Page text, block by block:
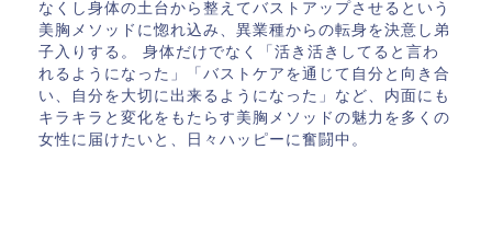
なくし身体の土台から整えてバストアップさせるという
美胸メソッドに惚れ込み、異業種からの転身を決意し弟
子入りする。 身体だけでなく「活き活きしてると言わ
れるようになった」「バストケアを通じて自分と向き合
い、自分を大切に出来るようになった」など、内面にも
キラキラと変化をもたらす美胸メソッドの魅力を多くの
女性に届けたいと、日々ハッピーに奮闘中。